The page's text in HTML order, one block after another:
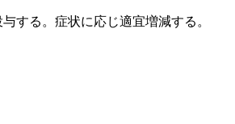
する。症状に応じ適宜増減する。